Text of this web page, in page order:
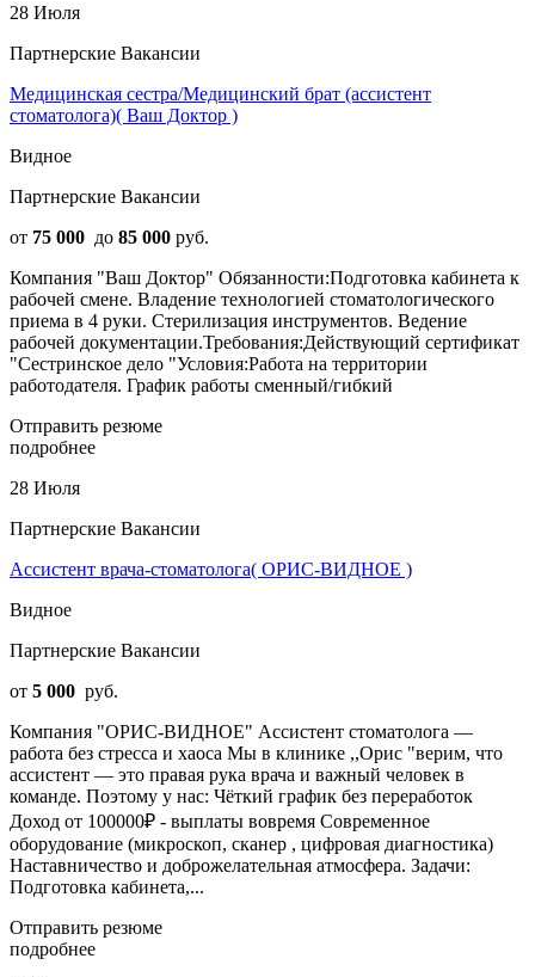
28 Июля
Партнерские Вакансии
Медицинская сестра/Медицинский брат (ассистент
стоматолога)( Ваш Доктор )
Видное
Партнерские Вакансии
от 75 000 до 85 000 руб.
Компания "Ваш Доктор" Обязанности:Подготовка кабинета к
рабочей смене. Владение технологией стоматологического
приема в 4 руки. Стерилизация инструментов. Ведение
рабочей документации.Требования:Действующий сертификат
"Сестринское дело "Условия:Работа на территории
работодателя. График работы сменный/гибкий
Отправить резюме
подробнее
28 Июля
Партнерские Вакансии
Ассистент врача-стоматолога( ОРИС-ВИДНОЕ )
Видное
Партнерские Вакансии
от 5 000 руб.
Компания "ОРИС-ВИДНОЕ" Ассистент стоматолога —
работа без стресса и хаоса Мы в клинике ,,Орис "верим, что
ассистент — это правая рука врача и важный человек в
команде. Поэтому у нас: Чёткий график без переработок
Доход от 100000₽ - выплаты вовремя Современное
оборудование (микроскоп, сканер , цифровая диагностика)
Наставничество и доброжелательная атмосфера. Задачи:
Подготовка кабинета,...
Отправить резюме
подробнее